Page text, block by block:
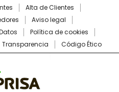
Alta de Clientes
Aviso legal
Política de cookies
Transparencia Código Ético